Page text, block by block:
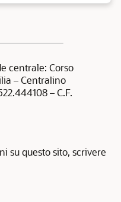
centrale: Corso
– Centralino
– C.F.
su questo sito, scrivere